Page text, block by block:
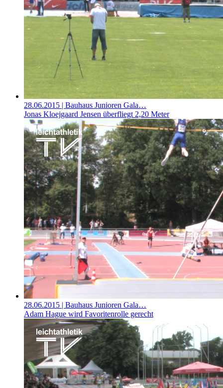
28.06.2015 | Bauhaus Junioren Gala…
Jonas Kloejgaard Jensen überfliegt 2,20 Meter
28.06.2015 | Bauhaus Junioren Gala…
Adam Hague wird Favoritenrolle gerecht